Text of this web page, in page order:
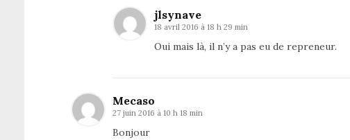
jlsynave
18 avril 2016 à 18 h 29 min
Oui mais là, il n’y a pas eu de repreneur.
Mecaso
27 juin 2016 à 10 h 18 min
Bonjour